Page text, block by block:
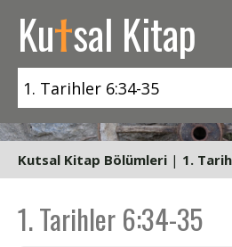
Kutsal Kitap
Kutsal Kitap Bölümleri | 1.
1. Tarihler 6:34-35